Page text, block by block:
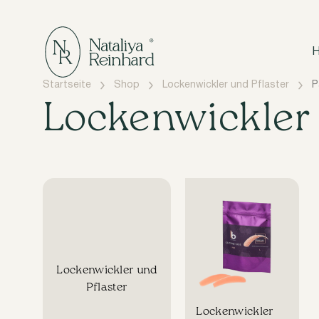
Startseite Shop Lockenwickler und Pflaster
Lockenwickler und
Pflaster
Lockenwickler